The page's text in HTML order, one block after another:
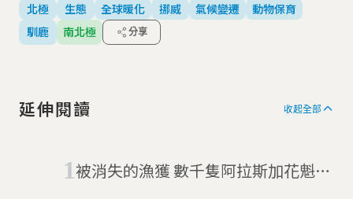
北極 生態 全球暖化 挪威 氣候變遷
動物保育
馴鹿
南北極 分享
延伸閱讀 收起全部
被消失的漁獲 數千隻阿拉斯加花魁鳥